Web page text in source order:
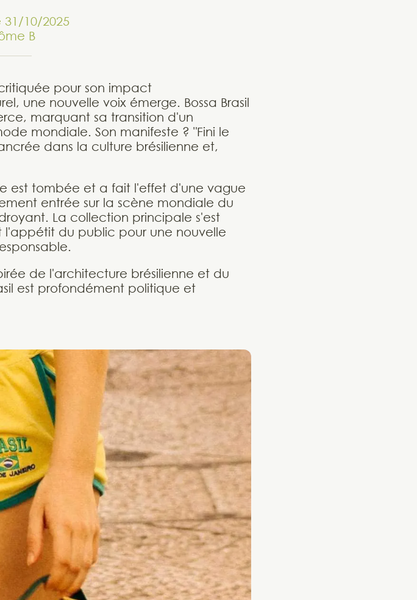
31/10/2025
B
pour son impact
une nouvelle voix émerge. Bossa Brasil
marquant sa transition d'un
mondiale. Son manifeste ? "Fini le
dans la culture brésilienne et,
est tombée et a fait l'effet d'une vague
entrée sur la scène mondiale du
La collection principale s'est
l'appétit du public pour une nouvelle
de l'architecture brésilienne et du
est profondément politique et